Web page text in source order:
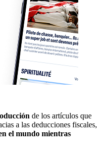
de los artículos que
a las deducciones fiscales,
el mundo mientras